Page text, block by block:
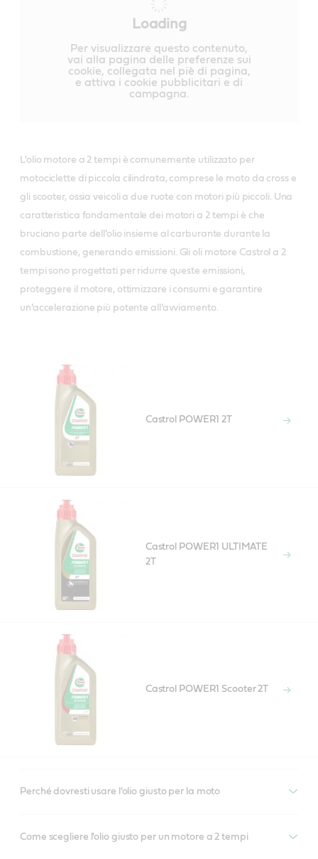
Loading
Per visualizzare questo contenuto,
vai alla pagina delle preferenze sui
cookie, collegata nel piè di pagina,
e attiva i cookie pubblicitari e di
campagna.
L'olio motore a 2 tempi è comunemente utilizzato per
motociclette di piccola cilindrata, comprese le moto da cross e
gli scooter, ossia veicoli a due ruote con motori più piccoli. Una
caratteristica fondamentale dei motori a 2 tempi è che
bruciano parte dell’olio insieme al carburante durante la
combustione, generando emissioni. Gli oli motore Castrol a 2
tempi sono progettati per ridurre queste emissioni,
proteggere il motore, ottimizzare i consumi e garantire
un’accelerazione più potente all’avviamento.
Castrol POWER1 2T
Castrol POWER1 ULTIMATE
2T
Castrol POWER1 Scooter 2T
Perché dovresti usare l'olio giusto per la moto
Come scegliere l'olio giusto per un motore a 2 tempi